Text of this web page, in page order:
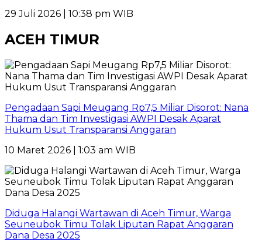
29 Juli 2026 | 10:38 pm WIB
ACEH TIMUR
Pengadaan Sapi Meugang Rp7,5 Miliar Disorot: Nana
Thama dan Tim Investigasi AWPI Desak Aparat
Hukum Usut Transparansi Anggaran
10 Maret 2026 | 1:03 am WIB
Diduga Halangi Wartawan di Aceh Timur, Warga
Seuneubok Timu Tolak Liputan Rapat Anggaran
Dana Desa 2025